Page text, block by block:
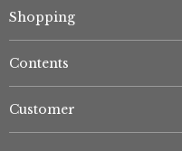
Shopping
Contents
Customer